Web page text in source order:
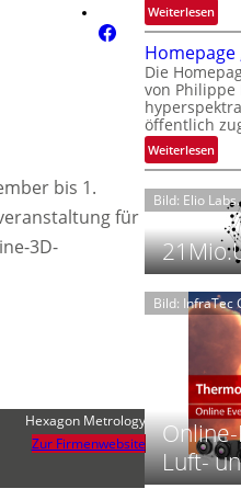
bis 1.
für
3D-
Hexagon Metrology
Zur Firmenwebsite
V
i
s
i
o
n
N
i
h
2
0
6
o
b
e
t
e
i
l
i
t
i
c
a
r
e
a
c
t
s
Weiterlesen:
O
G
P
s
t
ä
r
t
r
ä
e
n
E
M
E
A
-
Homepage
Die
von
öffentlich
Weiterlesen:
H
o
m
e
p
a
g
e
y
p
e
r
s
p
Bild: Elio Labs.
Bild: InfraTec
Luft-